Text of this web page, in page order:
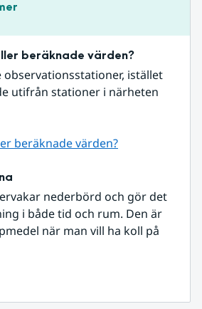
beräknade värden?
istället
utifrån stationer i närheten
beräknade värden?
nederbörd och gör det
i både tid och rum. Den är
när man vill ha koll på